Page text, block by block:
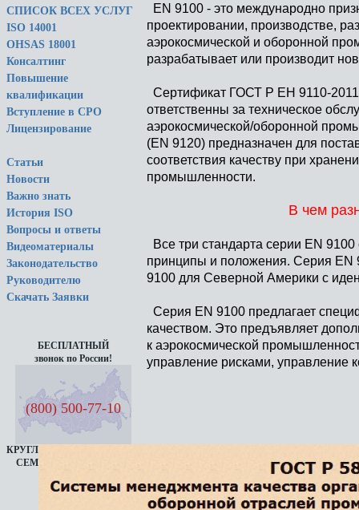
СПИСОК ВСЕХ УСЛУГ
ISO 14001
OHSAS 18001
Консалтинг
Повышение
квалификации
Вступление в СРО
Лицензирование
Статьи
Новости
Важно знать
История ISO
Вопросы и ответы
Видеоматериалы
Законодательство
Руководителю
Скачать Заявки
БЕСПЛАТНЫЙ
звонок по России!
(800) 500-77-10
КРУГЛОСУТОЧНАЯ ЛИНИЯ
СЕМЬ ДНЕЙ В НЕДЕЛЮ
EN 9100 - это международно
проектировании, производстве,
аэрокосмической и оборонной
разрабатывает или производит
Сертификат ГОСТ Р ЕН 9110-2011
ответственны за техническое
аэрокосмической/оборонной
(EN 9120) предназначен для
соответствия качеству при
промышленности.
В чем
Все три стандарта серии EN
принципы и положения. Серия EN
9100 для Северной Америки с
Серия EN 9100 предлагает
качеством. Это предъявляет
к аэрокосмической
управление рисками, управление